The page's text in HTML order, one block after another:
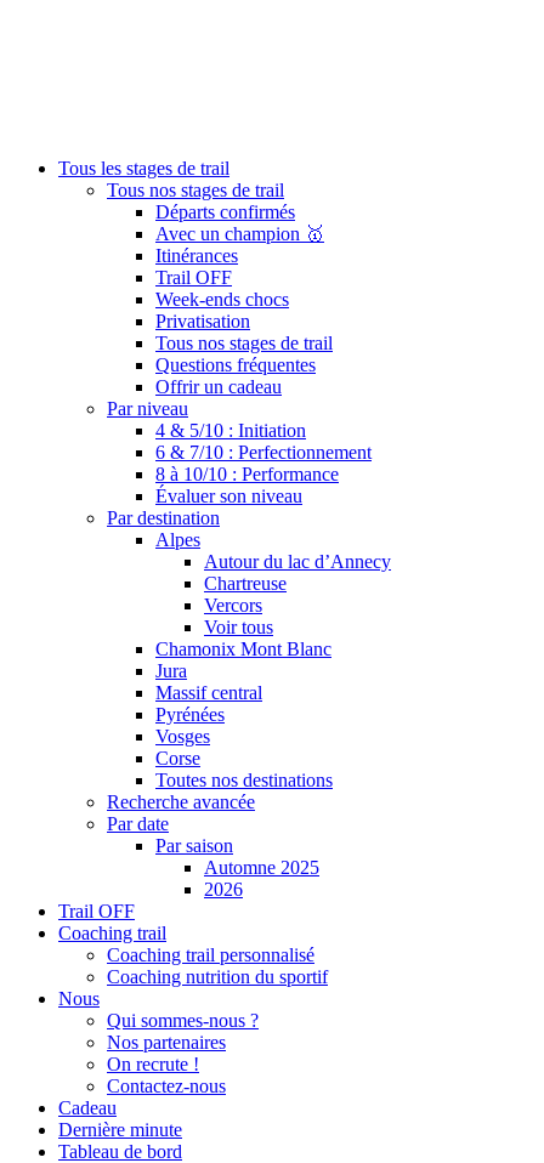
Tous les stages de trail
Tous nos stages de trail
Départs confirmés
Avec un champion 🥇
Itinérances
Trail OFF
Week-ends chocs
Privatisation
Tous nos stages de trail
Questions fréquentes
Offrir un cadeau
Par niveau
4 & 5/10 : Initiation
6 & 7/10 : Perfectionnement
8 à 10/10 : Performance
Évaluer son niveau
Par destination
Alpes
Autour du lac d’Annecy
Chartreuse
Vercors
Voir tous
Chamonix Mont Blanc
Jura
Massif central
Pyrénées
Vosges
Corse
Toutes nos destinations
Recherche avancée
Par date
Par saison
Automne 2025
2026
Trail OFF
Coaching trail
Coaching trail personnalisé
Coaching nutrition du sportif
Nous
Qui sommes-nous ?
Nos partenaires
On recrute !
Contactez-nous
Cadeau
Dernière minute
Tableau de bord